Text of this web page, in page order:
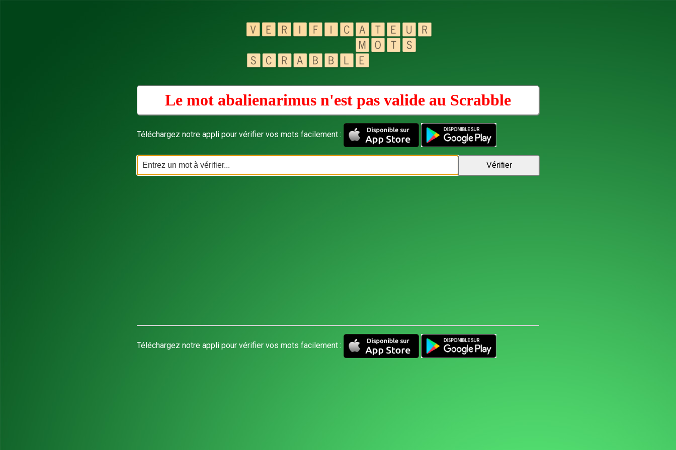
Le mot abalienarimus n'est pas valide au Scrabble
Téléchargez notre appli pour vérifier vos mots facilement :
Téléchargez notre appli pour vérifier vos mots facilement :